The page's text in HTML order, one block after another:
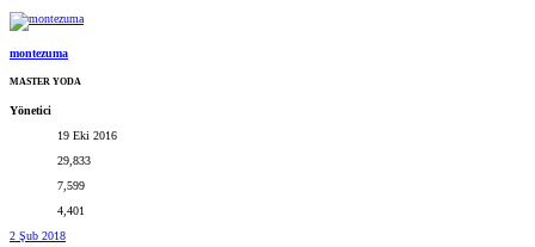
montezuma
MASTER YODA
Yönetici
19 Eki 2016
29,833
7,599
4,401
2 Şub 2018